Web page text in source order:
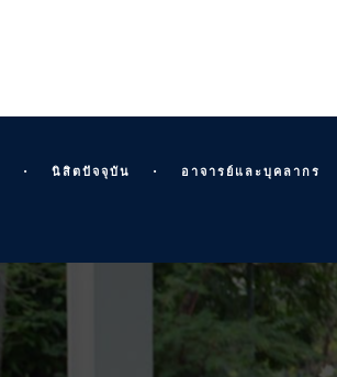
นิสิตปัจจุบัน อาจารย์และบุคลากร